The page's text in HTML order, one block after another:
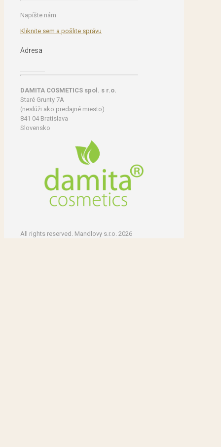
Napíšte nám
Kliknite sem a pošlite správu
Adresa
DAMITA COSMETICS spol. s r.o.
Staré Grunty 7A
(neslúži ako predajné miesto)
841 04 Bratislava
Slovensko
All rights reserved. Mandlovy s.r.o. 2026